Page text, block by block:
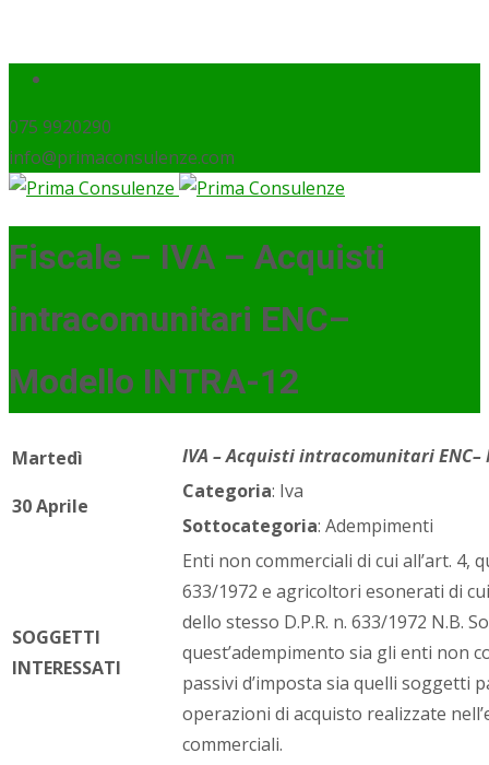
075 9920290
info@primaconsulenze.com
Fiscale – IVA – Acquisti
intracomunitari ENC–
Modello INTRA-12
Martedì
30 Aprile
IVA – Acquisti intracomunitari ENC–
Categoria: Iva
Sottocategoria: Adempimenti
SOGGETTI
INTERESSATI
Enti non commerciali di cui all’art. 4,
633/1972 e agricoltori esonerati di
dello stesso D.P.R. n. 633/1972 N.B.
quest’adempimento sia gli enti non
passivi d’imposta sia quelli soggetti
operazioni di acquisto realizzate
commerciali.